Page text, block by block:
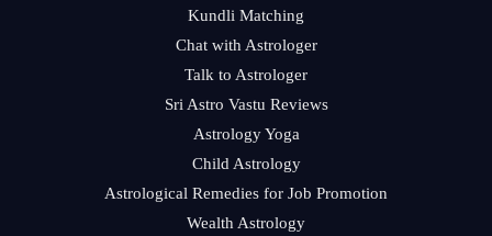
Kundli Matching
Chat with Astrologer
Talk to Astrologer
Sri Astro Vastu Reviews
Astrology Yoga
Child Astrology
Astrological Remedies for Job Promotion
Wealth Astrology